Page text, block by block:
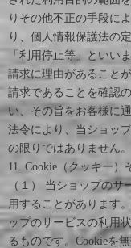
りその他不正の手段に
り、個人情報保護法の
「利用停止等」といい
請求に理由があること
請求であることを確認
い、その旨をお客様に
法令により、当ショッ
の限りではありません。
11. Cookie（クッキー）
（１） 当ショップの
用することがあります
ップのサービスの利用
るものです。Cookieを